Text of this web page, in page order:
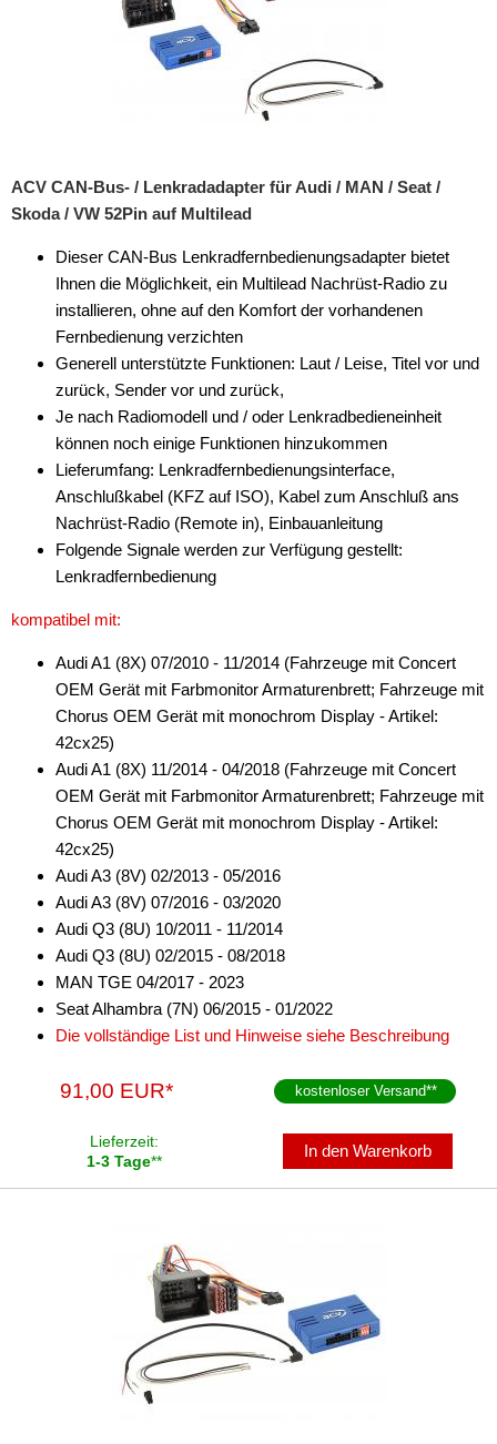
kabellos Laden
Lautsprecheradapter
Lautsprecherringe
Marderschutz
Multimediainterface
Parkscheiben
Radioadapter
Radioblenden
Radioeinbausets
Radiorahmen
Subwoofer-Zubehör
Verstärker-Zubehör
Vorverstärkeradapter
Wechsler-Zubehör
Werkstatt
ACV CAN-Bus- / Lenkradadapter für Audi / MAN / Seat /
Skoda / VW 52Pin auf Multilead
Dieser CAN-Bus Lenkradfernbedienungsadapter bietet
Ihnen die Möglichkeit, ein Multilead Nachrüst-Radio zu
installieren, ohne auf den Komfort der vorhandenen
Fernbedienung verzichten
Generell unterstützte Funktionen: Laut / Leise, Titel vor und
zurück, Sender vor und zurück,
Je nach Radiomodell und / oder Lenkradbedieneinheit
können noch einige Funktionen hinzukommen
Lieferumfang: Lenkradfernbedienungsinterface,
Anschlußkabel (KFZ auf ISO), Kabel zum Anschluß ans
Nachrüst-Radio (Remote in), Einbauanleitung
Folgende Signale werden zur Verfügung gestellt:
Lenkradfernbedienung
kompatibel mit:
Audi A1 (8X) 07/2010 - 11/2014 (Fahrzeuge mit Concert
OEM Gerät mit Farbmonitor Armaturenbrett; Fahrzeuge mit
Chorus OEM Gerät mit monochrom Display - Artikel:
42cx25)
Audi A1 (8X) 11/2014 - 04/2018 (Fahrzeuge mit Concert
OEM Gerät mit Farbmonitor Armaturenbrett; Fahrzeuge mit
Chorus OEM Gerät mit monochrom Display - Artikel:
42cx25)
Audi A3 (8V) 02/2013 - 05/2016
Audi A3 (8V) 07/2016 - 03/2020
Audi Q3 (8U) 10/2011 - 11/2014
Audi Q3 (8U) 02/2015 - 08/2018
MAN TGE 04/2017 - 2023
Seat Alhambra (7N) 06/2015 - 01/2022
Die vollständige List und Hinweise siehe Beschreibung
91,00 EUR* kostenloser Versand**
Lieferzeit:
1-3 Tage**
In den Warenkorb